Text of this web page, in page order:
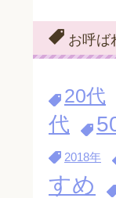
お呼ば
20代
代
2018年
すめ